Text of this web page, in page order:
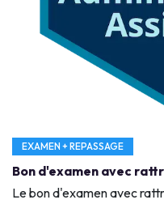
EXAMEN + REPASSAGE
Bon d'examen avec
Le bon d'examen avec